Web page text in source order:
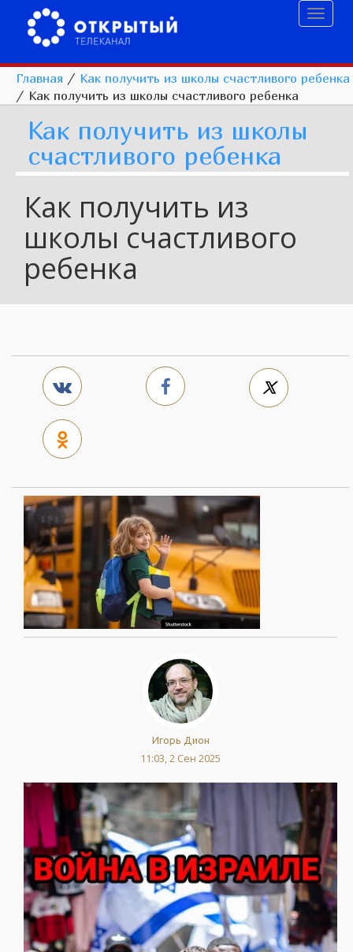
Главная / Как получить из школы счастливого ребенка
/ Как получить из школы счастливого ребенка
Как получить из школы
счастливого ребенка
Как получить из
школы счастливого
ребенка
Игорь Дион
11:03, 2 Сен 2025